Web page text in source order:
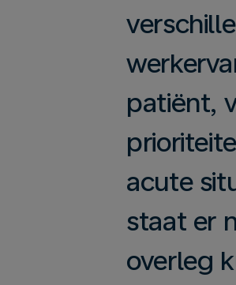
patiënt,
acute
staat er
overleg